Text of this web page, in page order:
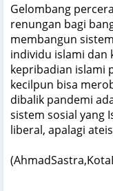
Gelombang
renungan bagi
membangun
individu islami dan
kepribadian islami
kecilpun bisa
dibalik pandemi
sistem sosial yang
liberal, apalagi